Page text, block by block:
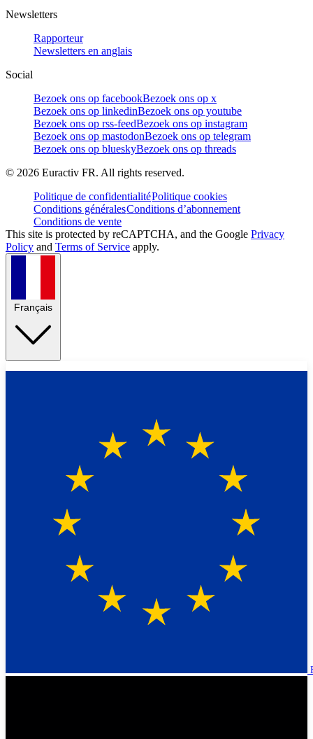
Newsletters
Rapporteur
Newsletters en anglais
Social
Bezoek ons op facebookBezoek ons op x
Bezoek ons op linkedinBezoek ons op youtube
Bezoek ons op rss-feedBezoek ons op instagram
Bezoek ons op mastodonBezoek ons op telegram
Bezoek ons op blueskyBezoek ons op threads
© 2026 Euractiv FR. All rights reserved.
Politique de confidentialitéPolitique cookies
Conditions généralesConditions d’abonnement
Conditions de vente
This site is protected by reCAPTCHA, and the Google Privacy
Policy and Terms of Service apply.
Français